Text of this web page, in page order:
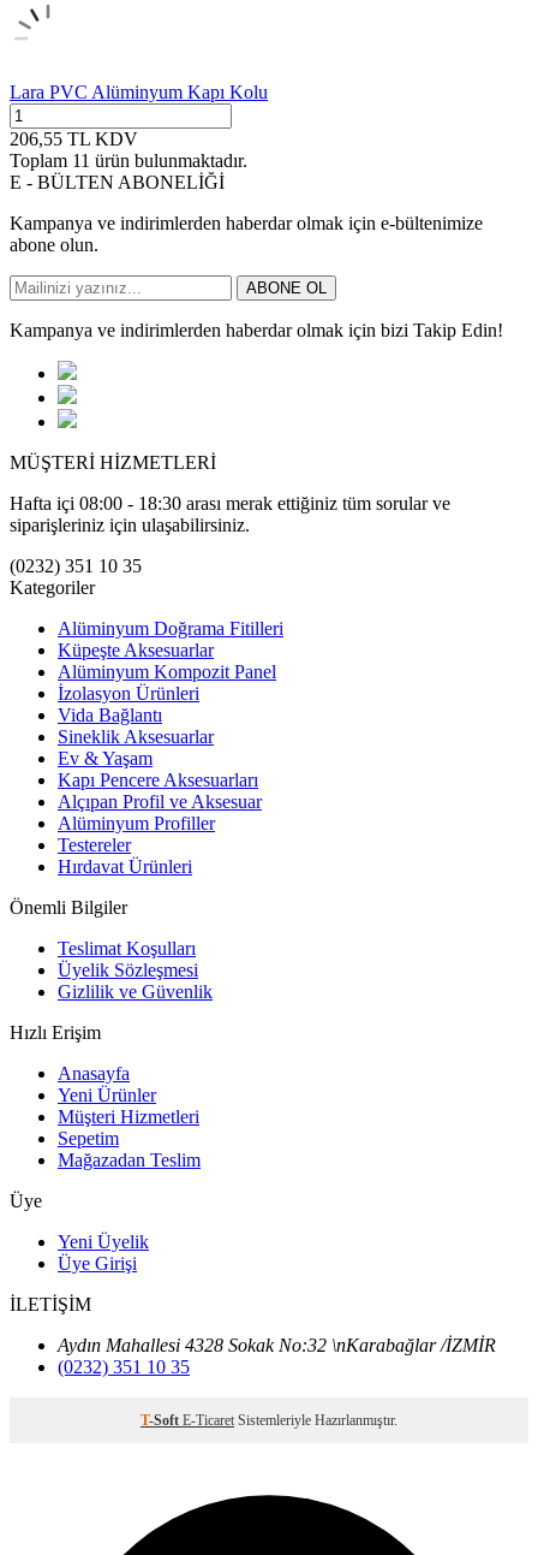
Lara PVC Alüminyum Kapı Kolu
206,55 TL KDV
Toplam 11 ürün bulunmaktadır.
E - BÜLTEN ABONELİĞİ
Kampanya ve indirimlerden haberdar olmak için e-bültenimize
abone olun.
ABONE OL
Kampanya ve indirimlerden haberdar olmak için bizi Takip Edin!
MÜŞTERİ HİZMETLERİ
Hafta içi 08:00 - 18:30 arası merak ettiğiniz tüm sorular ve
siparişleriniz için ulaşabilirsiniz.
(0232) 351 10 35
Kategoriler
Alüminyum Doğrama Fitilleri
Küpeşte Aksesuarlar
Alüminyum Kompozit Panel
İzolasyon Ürünleri
Vida Bağlantı
Sineklik Aksesuarlar
Ev & Yaşam
Kapı Pencere Aksesuarları
Alçıpan Profil ve Aksesuar
Alüminyum Profiller
Testereler
Hırdavat Ürünleri
Önemli Bilgiler
Teslimat Koşulları
Üyelik Sözleşmesi
Gizlilik ve Güvenlik
Hızlı Erişim
Anasayfa
Yeni Ürünler
Müşteri Hizmetleri
Sepetim
Mağazadan Teslim
Üye
Yeni Üyelik
Üye Girişi
İLETİŞİM
Aydın Mahallesi 4328 Sokak No:32 \nKarabağlar /İZMİR
(0232) 351 10 35
T-Soft E-Ticaret Sistemleriyle Hazırlanmıştır.